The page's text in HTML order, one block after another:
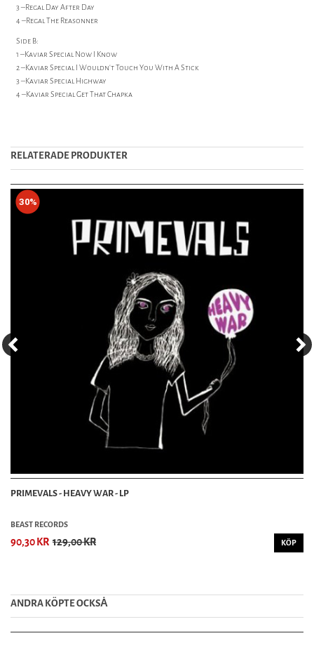
3 –Regal Day After Day
4 –Regal The Reasonner
Side B:
1 –Kaviar Special Now I Know
2 –Kaviar Special I Wouldn't Touch You With A Stick
3 –Kaviar Special Highway
4 –Kaviar Special Get That Chapka
RELATERADE PRODUKTER
30%
PRIMEVALS - HEAVY WAR - LP
BEAST RECORDS
90,30 KR 129,00 KR KÖP
ANDRA KÖPTE OCKSȦ